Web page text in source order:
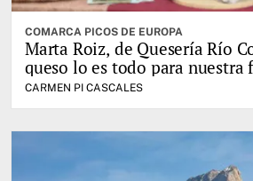
COMARCA PICOS DE EUROPA
Marta Roiz, de Quesería Río
queso lo es todo para nuestra
CARMEN PI CASCALES